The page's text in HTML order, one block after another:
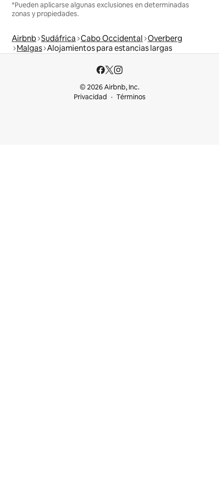
*Pueden aplicarse algunas exclusiones en determinadas
zonas y propiedades.
Airbnb Sudáfrica Cabo Occidental Overberg
Malgas Alojamientos para estancias largas
© 2026 Airbnb, Inc.
Privacidad
Términos